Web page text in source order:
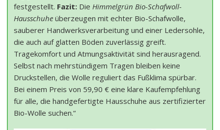
festgestellt. Fazit: Die Himmelgrün Bio-Schafwoll-
Hausschuhe überzeugen mit echter Bio-Schafwolle,
sauberer Handwerksverarbeitung und einer Ledersohle,
die auch auf glatten Böden zuverlässig greift.
Tragekomfort und Atmungsaktivität sind herausragend.
Selbst nach mehrstündigem Tragen bleiben keine
Druckstellen, die Wolle reguliert das Fußklima spürbar.
Bei einem Preis von 59,90 € eine klare Kaufempfehlung
für alle, die handgefertigte Hausschuhe aus zertifizierter
Bio-Wolle suchen.“